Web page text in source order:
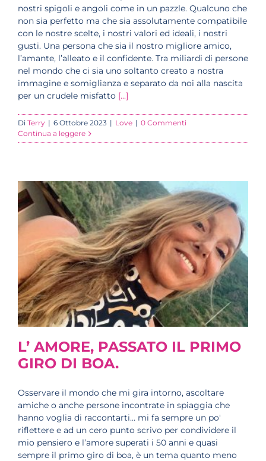
nostri spigoli e angoli come in un pazzle. Qualcuno che
non sia perfetto ma che sia assolutamente compatibile
con le nostre scelte, i nostri valori ed ideali, i nostri
gusti. Una persona che sia il nostro migliore amico,
l’amante, l’alleato e il confidente. Tra miliardi di persone
nel mondo che ci sia uno soltanto creato a nostra
immagine e somiglianza e separato da noi alla nascita
per un crudele misfatto [...]
Di Terry | 6 Ottobre 2023 | Love | 0 Commenti
Continua a leggere
L’ AMORE, PASSATO IL PRIMO
GIRO DI BOA.
Osservare il mondo che mi gira intorno, ascoltare
amiche o anche persone incontrate in spiaggia che
hanno voglia di raccontarti… mi fa sempre un po'
riflettere e ad un cero punto scrivo per condividere il
mio pensiero e l’amore superati i 50 anni e quasi
sempre il primo giro di boa, è un tema quanto meno